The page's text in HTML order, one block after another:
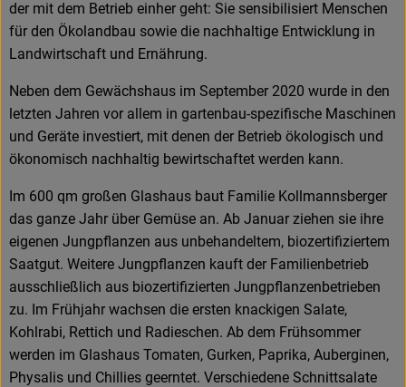
der mit dem Betrieb einher geht: Sie sensibilisiert Menschen
für den Ökolandbau sowie die nachhaltige Entwicklung in
Landwirtschaft und Ernährung.
Neben dem Gewächshaus im September 2020 wurde in den
letzten Jahren vor allem in gartenbau-spezifische Maschinen
und Geräte investiert, mit denen der Betrieb ökologisch und
ökonomisch nachhaltig bewirtschaftet werden kann.
Im 600 qm großen Glashaus baut Familie Kollmannsberger
das ganze Jahr über Gemüse an. Ab Januar ziehen sie ihre
eigenen Jungpflanzen aus unbehandeltem, biozertifiziertem
Saatgut. Weitere Jungpflanzen kauft der Familienbetrieb
ausschließlich aus biozertifizierten Jungpflanzenbetrieben
zu. Im Frühjahr wachsen die ersten knackigen Salate,
Kohlrabi, Rettich und Radieschen. Ab dem Frühsommer
werden im Glashaus Tomaten, Gurken, Paprika, Auberginen,
Physalis und Chillies geerntet. Verschiedene Schnittsalate